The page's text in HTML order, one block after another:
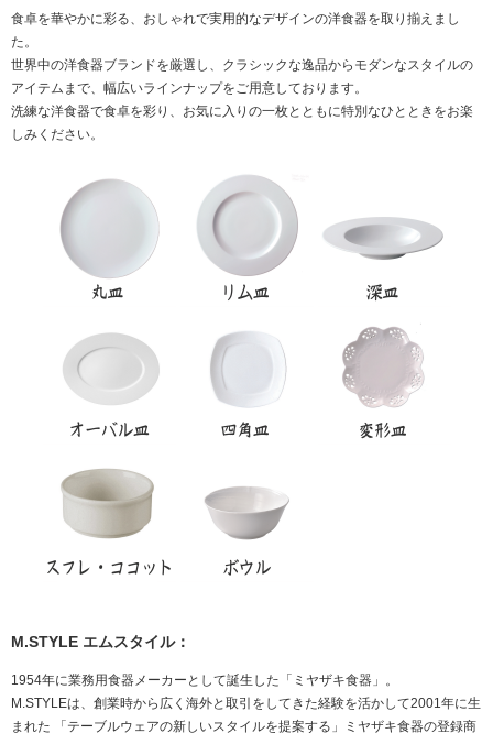
食卓を華やかに彩る、おしゃれで実用的なデザインの洋食器を取り揃えまし
た。
世界中の洋食器ブランドを厳選し、クラシックな逸品からモダンなスタイルの
アイテムまで、幅広いラインナップをご用意しております。
洗練な洋食器で食卓を彩り、お気に入りの一枚とともに特別なひとときをお楽
しみください。
M.STYLE エムスタイル：
1954年に業務用食器メーカーとして誕生した「ミヤザキ食器」。
M.STYLEは、創業時から広く海外と取引をしてきた経験を活かして2001年に生
まれた 「テーブルウェアの新しいスタイルを提案する」ミヤザキ食器の登録商